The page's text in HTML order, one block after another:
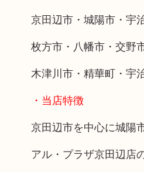
京田辺市・城陽市・宇
枚方市・八幡市・交野
木津川市・精華町・宇
・当店特徴
京田辺市を中心に城陽
アル・プラザ京田辺店